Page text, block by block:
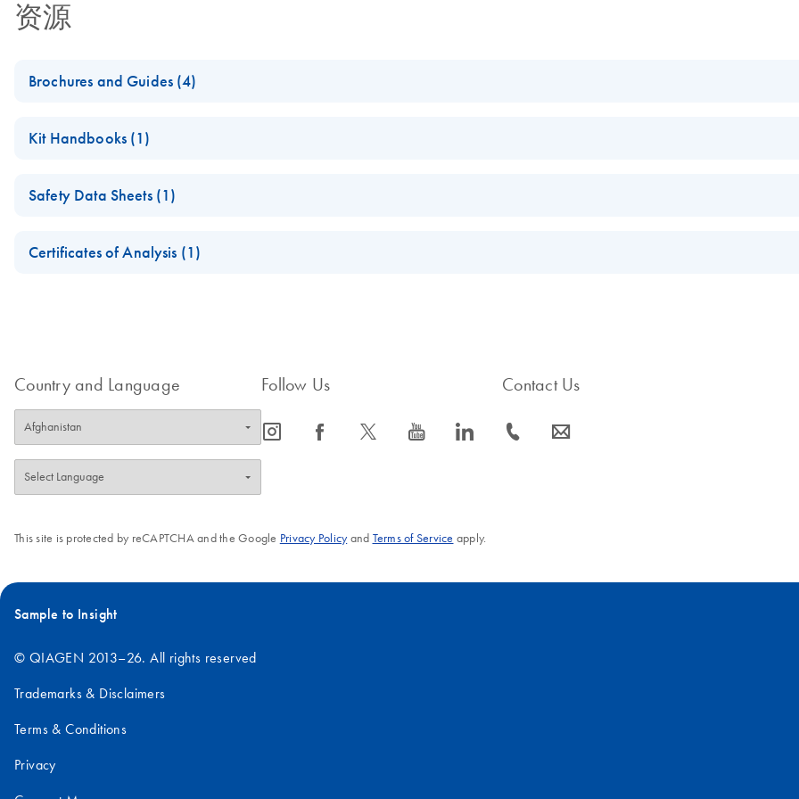
资源
Brochures and Guides (4)
Kit Handbooks (1)
Safety Data Sheets (1)
Certificates of Analysis (1)
Country and Language Follow Us
icon_0065_instagram-s icon_0064_facebook-s icon_0340_cc_gen_x-s icon_0077_youtube-s icon_0066_linkedin-s
Contact Us
icon_0072_phone-s icon_0063_envelope-s
This site is protected by reCAPTCHA and the Google Privacy Policyand Terms of Service apply.
Sample to Insight
© QIAGEN 2013–26. All rights reserved
Trademarks & Disclaimers
Terms & Conditions
Privacy